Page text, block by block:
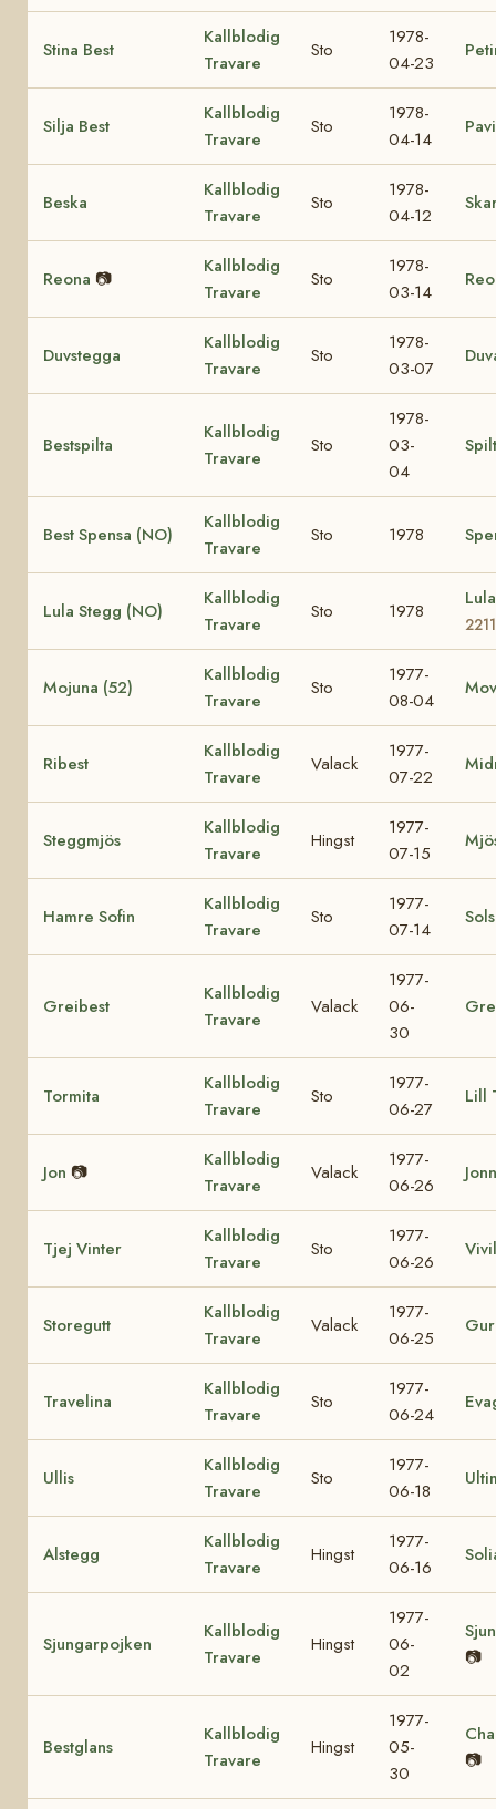
Stina Best
Kallblodig
Travare
Sto
1978-
04-23
Silja Best
Kallblodig
Travare
Sto
1978-
04-14
Beska
Kallblodig
Travare
Sto
1978-
04-12
Reona 📷
Kallblodig
Travare
Sto
1978-
03-14
Duvstegga
Kallblodig
Travare
Sto
1978-
03-07
Bestspilta
Kallblodig
Travare
Sto
1978-
03-
04
Best Spensa (NO)
Kallblodig
Travare
Sto 1978
Lula Stegg (NO)
Kallblodig
Travare
Sto 1978
Mojuna (52)
Kallblodig
Travare
Sto
1977-
08-04
Ribest
Kallblodig
Travare
Valack
1977-
07-22
Steggmjös
Kallblodig
Travare
Hingst
1977-
07-15
Hamre Sofin
Kallblodig
Travare
Sto
1977-
07-14
Greibest
Kallblodig
Travare
Valack
1977-
06-
30
Tormita
Kallblodig
Travare
Sto
1977-
06-27
Lill
Jon 📷
Kallblodig
Travare
Valack
1977-
06-26
Tjej Vinter
Kallblodig
Travare
Sto
1977-
06-26
Storegutt
Kallblodig
Travare
Valack
1977-
06-25
Travelina
Kallblodig
Travare
Sto
1977-
06-24
Ullis
Kallblodig
Travare
Sto
1977-
06-18
Alstegg
Kallblodig
Travare
Hingst
1977-
06-16
Sjungarpojken
Kallblodig
Travare
Hingst
1977-
06-
02
📷
Bestglans
Kallblodig
Travare
Hingst
1977-
05-
30
📷